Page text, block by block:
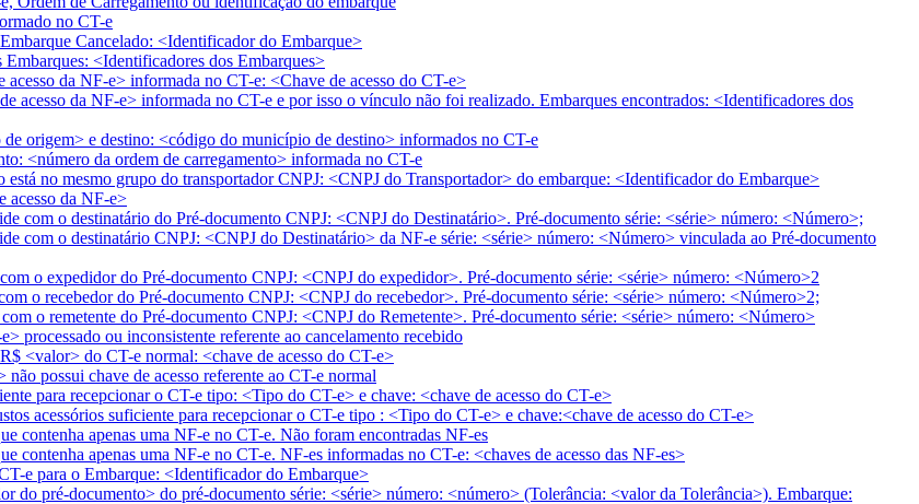
no CT-e
Cancelado: <Identificador do Embarque>
<Identificadores dos Embarques>
da NF-e> informada no CT-e: <Chave de acesso do CT-e>
acesso da NF-e> informada no CT-e e por isso o vínculo não foi realizado. Embarques encontrados: <Identificadores dos
origem> e destino: <código do município de destino> informados no CT-e
<número da ordem de carregamento> informada no CT-e
no mesmo grupo do transportador CNPJ: <CNPJ do Transportador> do embarque: <Identificador do Embarque>
acesso da NF-e>
com o destinatário do Pré-documento CNPJ: <CNPJ do Destinatário>. Pré-documento série: <série> número: <Número>;
com o destinatário CNPJ: <CNPJ do Destinatário> da NF-e série: <série> número: <Número> vinculada ao Pré-documento
o expedidor do Pré-documento CNPJ: <CNPJ do expedidor>. Pré-documento série: <série> número: <Número>2
o recebedor do Pré-documento CNPJ: <CNPJ do recebedor>. Pré-documento série: <série> número: <Número>2;
o remetente do Pré-documento CNPJ: <CNPJ do Remetente>. Pré-documento série: <série> número: <Número>
processado ou inconsistente referente ao cancelamento recebido
<valor> do CT-e normal: <chave de acesso do CT-e>
possui chave de acesso referente ao CT-e normal
para recepcionar o CT-e tipo: <Tipo do CT-e> e chave: <chave de acesso do CT-e>
acessórios suficiente para recepcionar o CT-e tipo : <Tipo do CT-e> e chave:<chave de acesso do CT-e>
contenha apenas uma NF-e no CT-e. Não foram encontradas NF-es
contenha apenas uma NF-e no CT-e. NF-es informadas no CT-e: <chaves de acesso das NF-es>
e para o Embarque: <Identificador do Embarque>
pré-documento> do pré-documento série: <série> número: <número> (Tolerância: <valor da Tolerância>). Embarque: